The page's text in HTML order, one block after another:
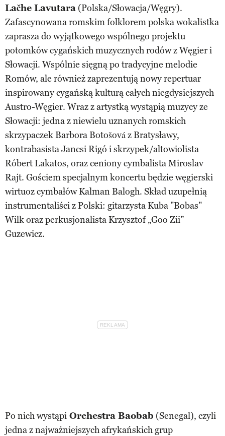
Lačhe Lavutara (Polska/Słowacja/Węgry).
Zafascynowana romskim folklorem polska wokalistka
zaprasza do wyjątkowego wspólnego projektu
potomków cygańskich muzycznych rodów z Węgier i
Słowacji. Wspólnie sięgną po tradycyjne melodie
Romów, ale również zaprezentują nowy repertuar
inspirowany cygańską kulturą całych niegdysiejszych
Austro-Węgier. Wraz z artystką wystąpią muzycy ze
Słowacji: jedna z niewielu uznanych romskich
skrzypaczek Barbora Botošová z Bratysławy,
kontrabasista Jancsi Rigó i skrzypek/altowiolista
Róbert Lakatos, oraz ceniony cymbalista Miroslav
Rajt. Gościem specjalnym koncertu będzie węgierski
wirtuoz cymbałów Kalman Balogh. Skład uzupełnią
instrumentaliści z Polski: gitarzysta Kuba "Bobas"
Wilk oraz perkusjonalista Krzysztof „Goo Zii”
Guzewicz.
Po nich wystąpi Orchestra Baobab (Senegal), czyli
jedna z najważniejszych afrykańskich grup